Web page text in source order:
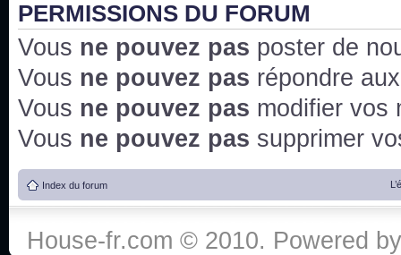
PERMISSIONS DU FORUM
Vous ne pouvez pas poster de
Vous ne pouvez pas répondre
Vous ne pouvez pas modifier vos
Vous ne pouvez pas supprimer
Index du forum
House-fr.com © 2010. Powered